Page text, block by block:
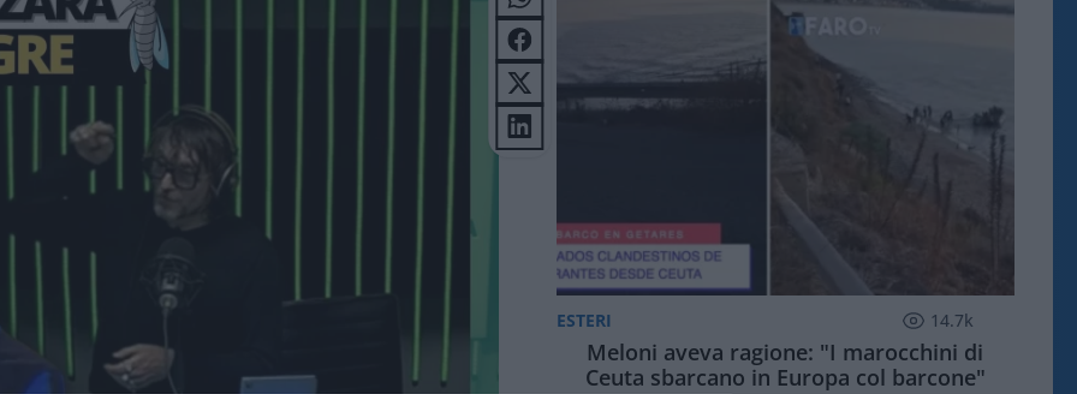
ESTERI 14.7k
Meloni aveva ragione: "I marocchini di
Ceuta sbarcano in Europa col barcone"